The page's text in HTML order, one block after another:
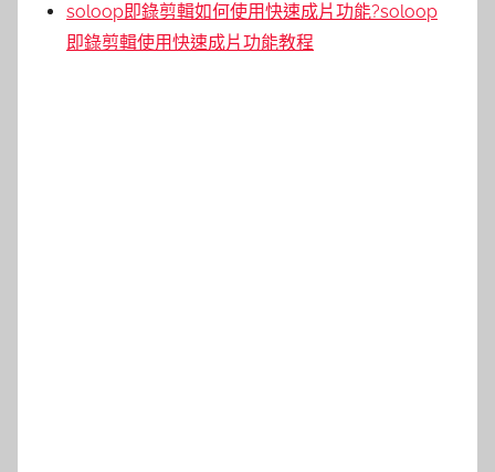
soloop即錄剪輯如何使用快速成片功能?soloop
即錄剪輯使用快速成片功能教程